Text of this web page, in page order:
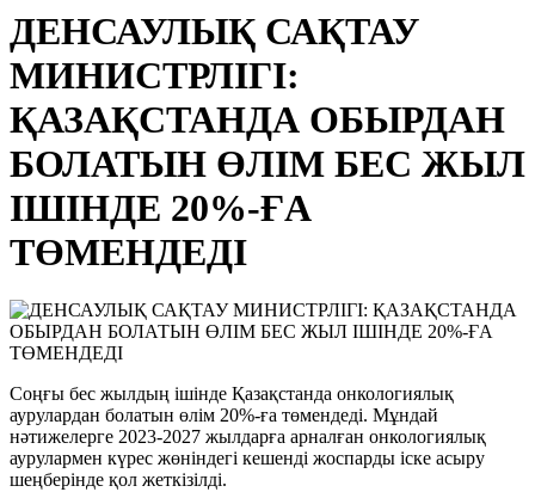
ДЕНСАУЛЫҚ САҚТАУ
МИНИСТРЛІГІ:
ҚАЗАҚСТАНДА ОБЫРДАН
БОЛАТЫН ӨЛІМ БЕС ЖЫЛ
ІШІНДЕ 20%-ҒА
ТӨМЕНДЕДІ
Соңғы бес жылдың ішінде Қазақстанда онкологиялық
аурулардан болатын өлім 20%-ға төмендеді. Мұндай
нәтижелерге 2023-2027 жылдарға арналған онкологиялық
аурулармен күрес жөніндегі кешенді жоспарды іске асыру
шеңберінде қол жеткізілді.